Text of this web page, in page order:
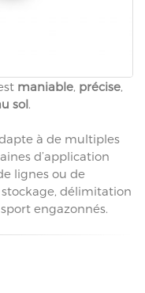
maniable, précise,
sol.
à de multiples
d’application
lignes ou de
stockage, délimitation
engazonnés.